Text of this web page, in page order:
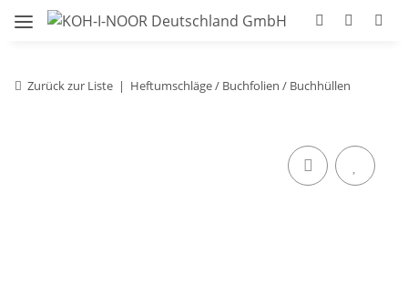
Zurück zur Liste Heftumschläge / Buchfolien / Buchhüllen